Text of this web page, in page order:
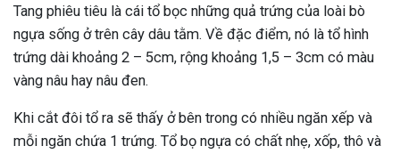
Tang phiêu tiêu là cái tổ bọc những quả trứng của loài bò
ngựa sống ở trên cây dâu tằm. Về đặc điểm, nó là tổ hình
trứng dài khoảng 2 – 5cm, rộng khoảng 1,5 – 3cm có màu
vàng nâu hay nâu đen.
Khi cắt đôi tổ ra sẽ thấy ở bên trong có nhiều ngăn xếp và
mỗi ngăn chứa 1 trứng. Tổ bọ ngựa có chất nhẹ, xốp, thô và